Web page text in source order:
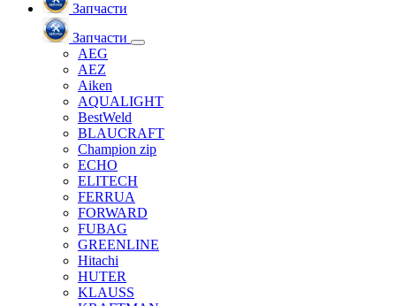
Запчасти
Запчасти
AEG
AEZ
Aiken
AQUALIGHT
BestWeld
BLAUCRAFT
Champion zip
ECHO
ELITECH
FERRUA
FORWARD
FUBAG
GREENLINE
Hitachi
HUTER
KLAUSS